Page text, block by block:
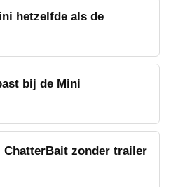
hetzelfde als de
bij de Mini
ChatterBait zonder trailer